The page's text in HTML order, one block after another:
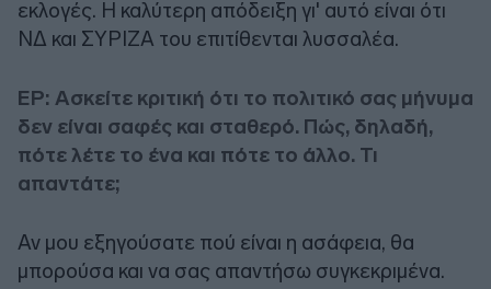
εκλογές. Η καλύτερη απόδειξη γι' αυτό είναι ότι
ΝΔ και ΣΥΡΙΖΑ του επιτίθενται λυσσαλέα.
ΕΡ: Ασκείτε κριτική ότι το πολιτικό σας μήνυμα
δεν είναι σαφές και σταθερό. Πώς, δηλαδή,
πότε λέτε το ένα και πότε το άλλο. Τι
απαντάτε;
Αν μου εξηγούσατε πού είναι η ασάφεια, θα
μπορούσα και να σας απαντήσω συγκεκριμένα.